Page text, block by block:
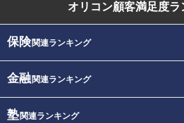
オリコン顧客満足度ラ
保険関連ランキング
金融関連ランキング
塾関連ランキング